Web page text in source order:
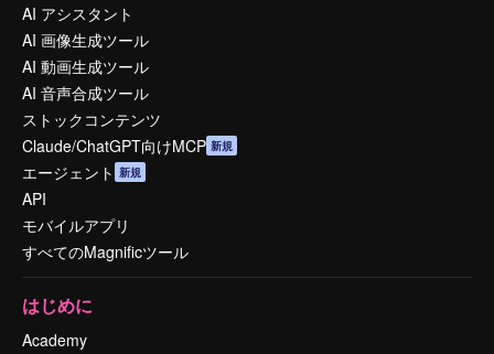
AI アシスタント
AI 画像生成ツール
AI 動画生成ツール
AI 音声合成ツール
ストックコンテンツ
Claude/ChatGPT向けMCP 新規
エージェント 新規
API
モバイルアプリ
すべてのMagnificツール
はじめに
Academy